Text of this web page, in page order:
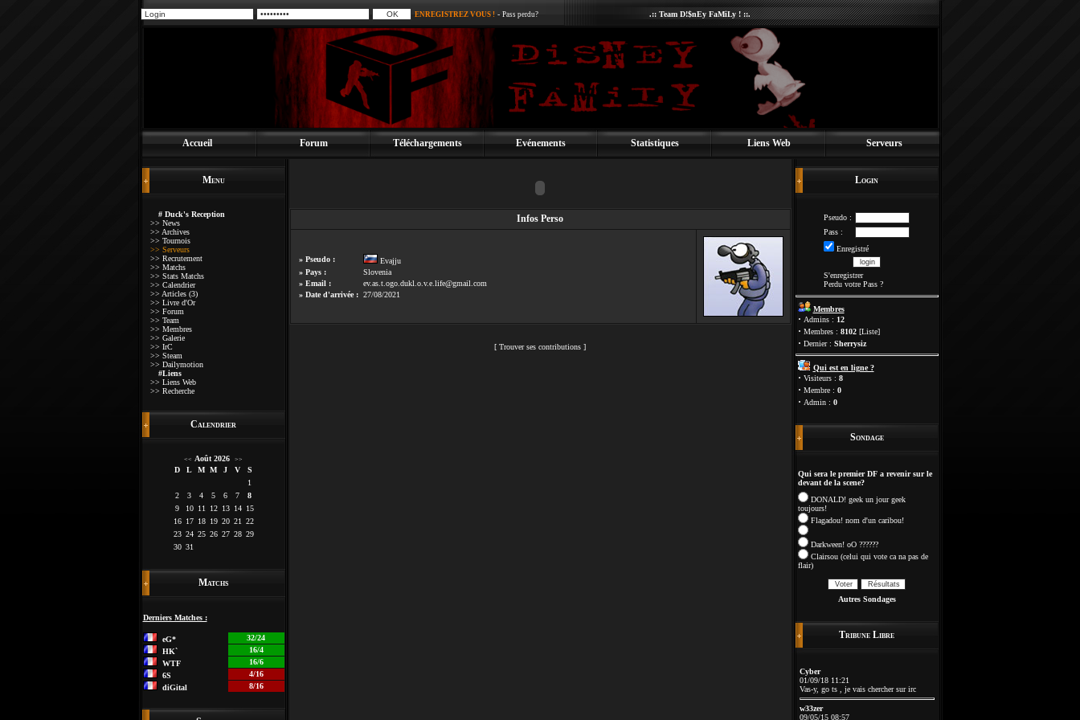
ENREGISTREZ VOUS !- Pass perdu? .:: Team D!$nEy FaMiLy ! ::.
Accueil Forum Téléchargements Evénements Statistiques Liens Web Serveurs
Menu
# Duck's Reception
>> News
>> Archives
>> Tournois
>> Serveurs
>> Recrutement
>> Matchs
>> Stats Matchs
>> Calendrier
>> Articles (3)
>> Livre d'Or
>> Forum
>> Team
>> Membres
>> Galerie
>> IrC
>> Steam
>> Dailymotion
#Liens
>> Liens Web
>> Recherche
Calendrier
<< Août 2026 >>
D L M M J V
S
1
2
3 4 5 6 7
8
9
10 11 12 13 14 15
16 17 18 19 20 21
22
23 24 25 26 27 28 29
30 31
Matchs
Derniers Matches :
eG*
32/24
HK`
16/4
WTF
16/6
6S
4/16
diGital
8/16
Infos Perso
» Pseudo :
Evajju
» Pays :
Slovenia
» Email :
ev.as.t.ogo.dukl.o.v.e.life@gmail.com
» Date d'arrivée : 27/08/2021
[ Trouver ses contributions ]
Login
Pseudo :
Pass :
Enregistré
S'enregistrer
Perdu votre Pass ?
Membres
· Admins : 12
· Membres : 8102[Liste]
· Dernier : Sherrysiz
Qui est en ligne ?
· Visiteurs : 8
· Membre : 0
· Admin : 0
Sondage
Qui sera le premier DF a revenir sur le
devant de la scene?
DONALD! geek un jour geek
toujours!
Flagadou! nom d'un caribou!
Darkween! oO ??????
Clairsou (celui qui vote ca na pas de
flair)
Autres Sondages
Tribune Libre
Cyber
01/09/18 11:21
Vas-y, go ts , je vais chercher sur irc
w33zer
09/05/15 08:57